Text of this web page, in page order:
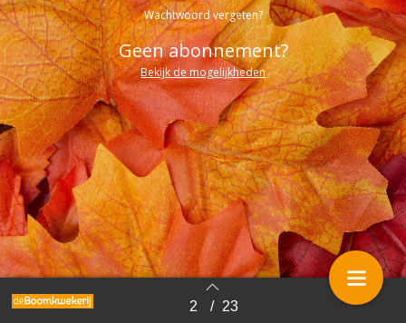
Terug naar overzicht 2 / 23
Wachtwoord vergeten?
Geen abonnement?
Bekijk de mogelijkheden